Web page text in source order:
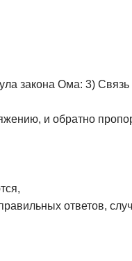
закона Ома: 3) Связь
и обратно
ответов,